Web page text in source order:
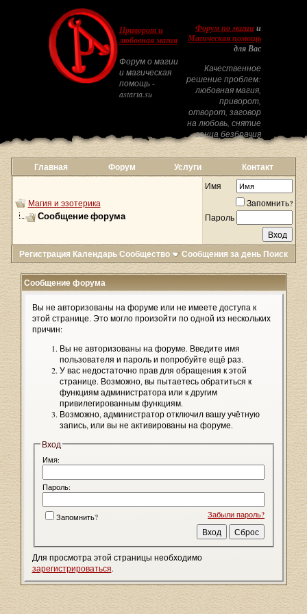
Приворот и
любовная магия
Форум о магии
и магическая
помощь -
astarta.su
Форум по магиии
Магическая помощь
для Вас
Качественное
решение проблем:
любовная магия,
приворот,
отворот, заговор
на любовь, снятие
венца безбрачия
Главная Форум Услуги Контакт
Магия и эзотерика
Сообщение форума
Имя
Запомнить?
Пароль
Регистрация КалендарьСообщество Сообщения за день Поиск
Сообщение форума
Вы не авторизованы на форуме или не имеете доступа к
этой странице. Это могло произойти по одной из нескольких
причин:
Вы не авторизованы на форуме. Введите имя
пользователя и пароль и попробуйте ещё раз.
У вас недостаточно прав для обращения к этой
странице. Возможно, вы пытаетесь обратиться к
функциям администратора или к другим
привилегированным функциям.
Возможно, администратор отключил вашу учётную
запись, или вы не активированы на форуме.
Вход
Имя:
Пароль:
Забыли пароль?
Запомнить?
Для просмотра этой страницы необходимо
зарегистрироваться.